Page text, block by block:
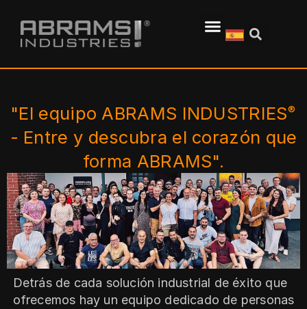
"El equipo ABRAMS INDUSTRIES®
- Entre y descubra el corazón que
forma ABRAMS".
Detrás de cada solución industrial de éxito que
ofrecemos hay un equipo dedicado de personas